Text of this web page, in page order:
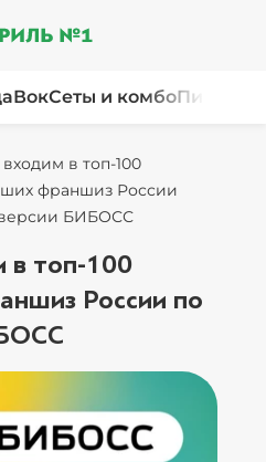
ВокСеты и комбоПироги
в топ-100
франшиз России
БИБОСС
топ-100
России по